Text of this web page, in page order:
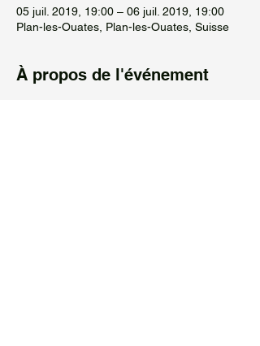
05 juil. 2019, 19:00 – 06 juil. 2019, 19:00
Plan-les-Ouates, Plan-les-Ouates, Suisse
À propos de l'événement